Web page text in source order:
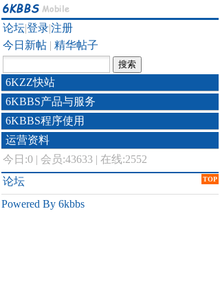
论坛|登录|注册
今日新帖 | 精华帖子
6KZZ快站
6KBBS产品与服务
6KBBS程序使用
运营资料
今日:0 | 会员:43633 | 在线:2552
TOP
论坛
Powered By 6kbbs